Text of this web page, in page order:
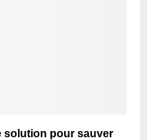
solution pour sauver